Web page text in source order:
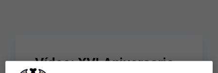
Vídeo: XVI Aniversario